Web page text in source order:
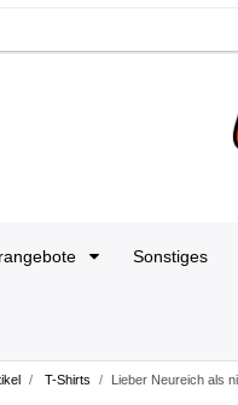
Sonstiges
T-Shirts Lieber Neureich als